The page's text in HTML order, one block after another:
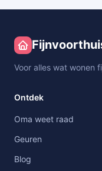
Voor alles wat wonen
Ontdek
Oma weet raad
Geuren
Blog